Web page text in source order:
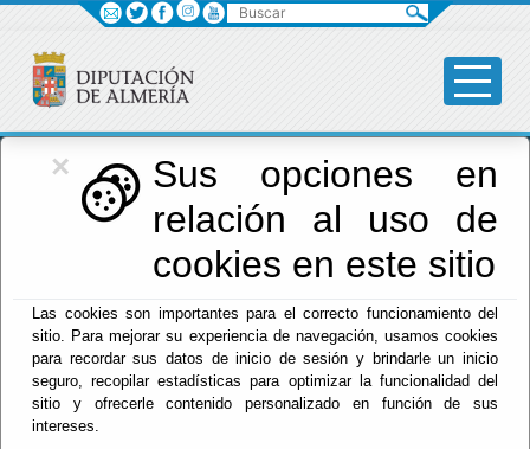
×
Sus opciones en
relación al uso de
cookies en este sitio
Las cookies son importantes para el correcto funcionamiento del
sitio. Para mejorar su experiencia de navegación, usamos cookies
para recordar sus datos de inicio de sesión y brindarle un inicio
seguro, recopilar estadísticas para optimizar la funcionalidad del
sitio y ofrecerle contenido personalizado en función de sus
intereses.
Diputación
Menú Diputación
Tablón de
Anuncios
Buscar